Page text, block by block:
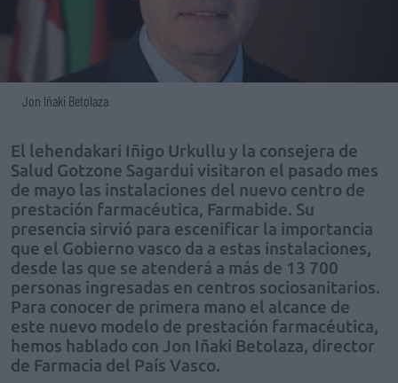
Jon Iñaki Betolaza
El lehendakari Iñigo Urkullu y la consejera de
Salud Gotzone Sagardui visitaron el pasado mes
de mayo las instalaciones del nuevo centro de
prestación farmacéutica, Farmabide. Su
presencia sirvió para escenificar la importancia
que el Gobierno vasco da a estas instalaciones,
desde las que se atenderá a más de 13 700
personas ingresadas en centros sociosanitarios.
Para conocer de primera mano el alcance de
este nuevo modelo de prestación farmacéutica,
hemos hablado con Jon Iñaki Betolaza, director
de Farmacia del País Vasco.